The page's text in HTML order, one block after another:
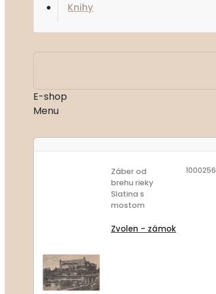
Knihy
E-shop
Menu
Zvolen - zámok
Záber od
brehu rieky
Slatina s
mostom
1000256